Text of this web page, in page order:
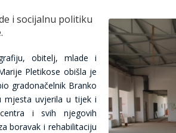
i socijalnu politiku
obitelj, mlade i
Pletikose obišla je
gradonačelnik Branko
mjesta uvjerila u tijek i
i svih njegovih
boravak i rehabilitaciju